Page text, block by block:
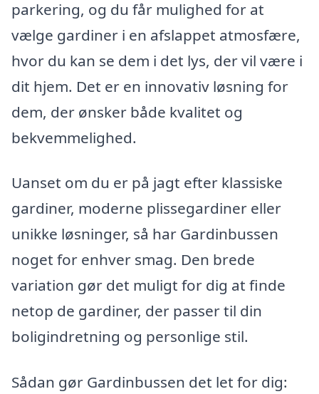
parkering, og du får mulighed for at
vælge gardiner i en afslappet atmosfære,
hvor du kan se dem i det lys, der vil være i
dit hjem. Det er en innovativ løsning for
dem, der ønsker både kvalitet og
bekvemmelighed.
Uanset om du er på jagt efter klassiske
gardiner, moderne plissegardiner eller
unikke løsninger, så har Gardinbussen
noget for enhver smag. Den brede
variation gør det muligt for dig at finde
netop de gardiner, der passer til din
boligindretning og personlige stil.
Sådan gør Gardinbussen det let for dig: